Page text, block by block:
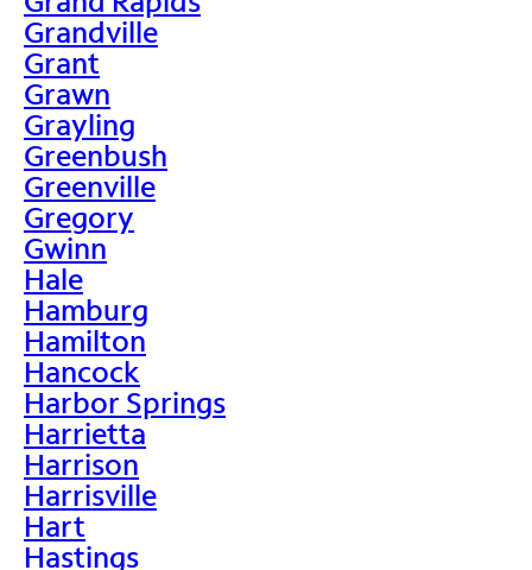
Grandville
Grant
Grawn
Grayling
Greenbush
Greenville
Gregory
Gwinn
Hale
Hamburg
Hamilton
Hancock
Harbor Springs
Harrietta
Harrison
Harrisville
Hart
Hastings